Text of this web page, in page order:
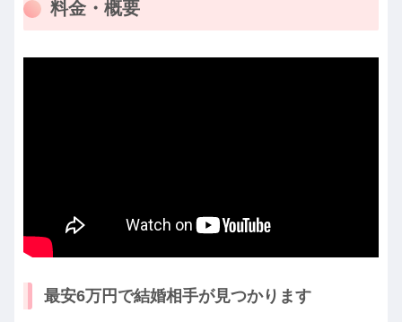
料金・概要
最安6万円で結婚相手が見つかります